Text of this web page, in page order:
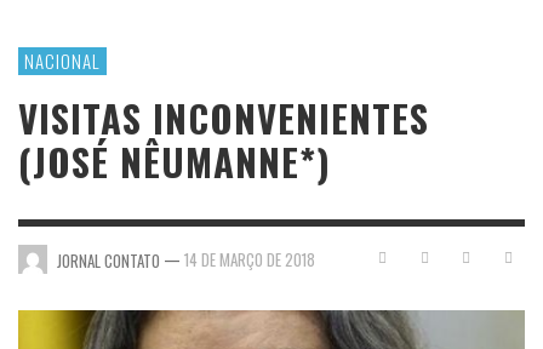
NACIONAL
VISITAS INCONVENIENTES
(JOSÉ NÊUMANNE*)
JORNAL CONTATO — 14 DE MARÇO DE 2018